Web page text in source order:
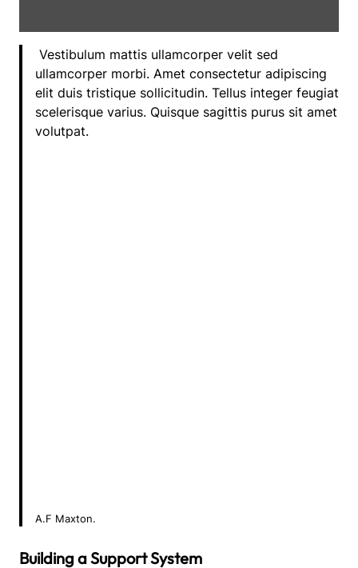
Vestibulum mattis ullamcorper velit sed
ullamcorper morbi. Amet consectetur adipiscing
elit duis tristique sollicitudin. Tellus integer feugiat
scelerisque varius. Quisque sagittis purus sit amet
volutpat.
A.F Maxton.
Building a Support System